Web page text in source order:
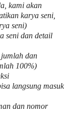
kami akan
karya seni,
seni)
seni dan detail
dan
100%)
langsung masuk
dan nomor